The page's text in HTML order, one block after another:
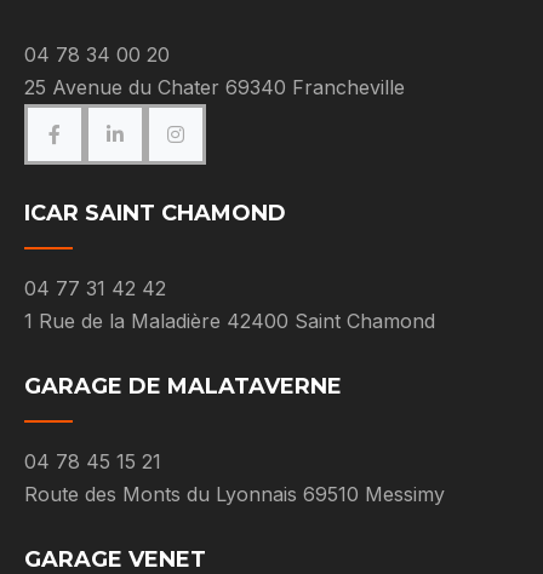
04 78 34 00 20
25 Avenue du Chater 69340 Francheville
ICAR SAINT CHAMOND
04 77 31 42 42
1 Rue de la Maladière 42400 Saint Chamond
GARAGE DE MALATAVERNE
04 78 45 15 21
Route des Monts du Lyonnais 69510 Messimy
GARAGE VENET